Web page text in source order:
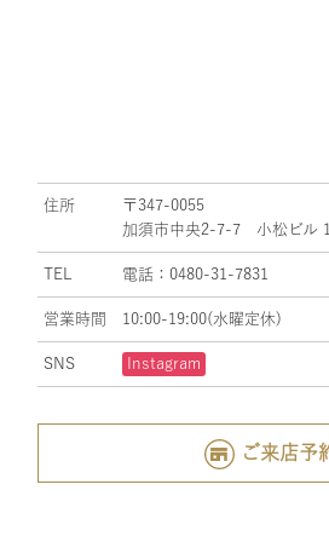
住所
〒347-0055
加須市中央2-7-7 小松ビル
TEL 電話：0480-31-7831
営業時間 10:00-19:00(水曜定休)
SNS Instagram
ご来店予